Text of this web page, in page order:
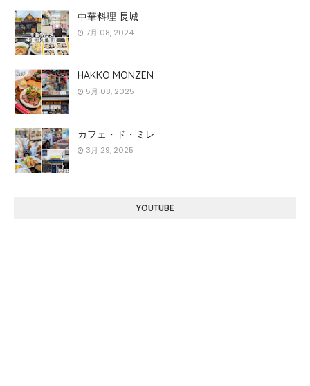
中華料理 長城
7月 08, 2024
HAKKO MONZEN
5月 08, 2025
カフェ・ド・ミレ
3月 29, 2025
YOUTUBE